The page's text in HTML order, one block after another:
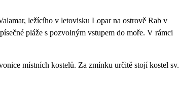
ležícího v letovisku Lopar na ostrově Rab v
pláže s pozvolným vstupem do moře. V rámci
místních kostelů. Za zmínku určitě stojí kostel sv.